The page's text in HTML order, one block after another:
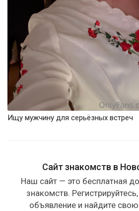
Ищу мужчину для серьёзных встреч
Сайт знакомств в
Наш сайт — это бесплатная
знакомств.
объявление и найдите свою